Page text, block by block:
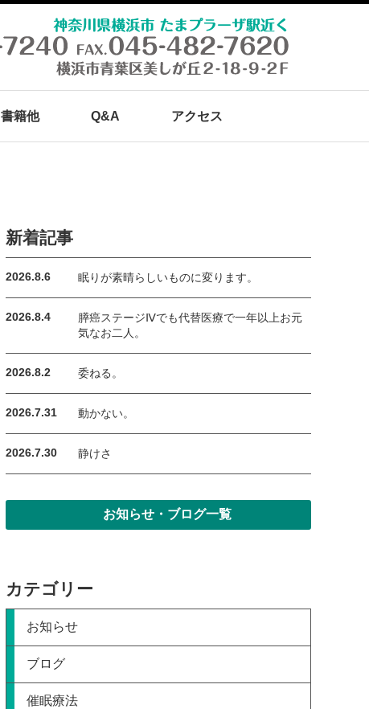
書籍他 Q&A アクセス
新着記事
2026.8.6 眠りが素晴らしいものに変ります。
2026.8.4
膵癌ステージⅣでも代替医療で一年以上お元
気なお二人。
2026.8.2 委ねる。
2026.7.31 動かない。
2026.7.30 静けさ
お知らせ・ブログ一覧
カテゴリー
お知らせ
ブログ
催眠療法